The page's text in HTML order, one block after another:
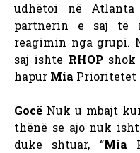
udhëtoi në
partnerin e saj të
reagimin nga grupi.
saj ishte RHOPshok
hapur Mia Prioritetet
Gocë Nuk u mbajt
thënë se ajo nuk
duke shtuar, “Mia